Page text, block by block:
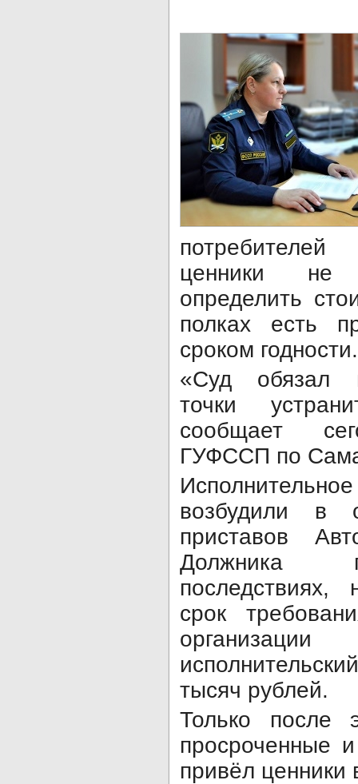
ценники не
определить
полках есть
сроком годности.
«Суд обязал
точки
сообщает
ГУФССП по
возбудили в
приставов
Должника
срок
тысяч рублей.
Только после
просроченные
привёл